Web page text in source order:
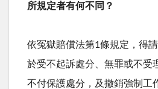
所規定者有何不同？
依冤獄賠償法第1條規定，得
於受不起訴處分、無罪或不受
不付保護處分，及撤銷強制工